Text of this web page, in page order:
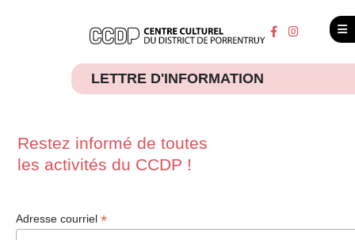
LETTRE D'INFORMATION
Restez informé de toutes
les activités du CCDP !
Adresse courriel *